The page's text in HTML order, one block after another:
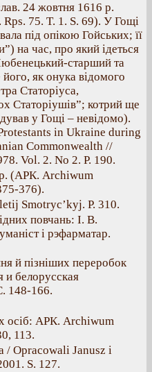
24 жовтня 1616 р.
75. T. 1. S. 69). У Гощі
під опікою Гойських; її
на час, про який ідеться
старший та
як онука відомого
Статоріуса,
Статоріушів”; котрий ще
у Гощі – невідомо).
in Ukraine during
Commonwealth //
Vol. 2. No 2. P. 190.
р. (АРК. Archiwum
376).
Smotryc’kyj. P. 310.
повчань: І. В.
і рэфарматар.
й пізніших переробок
белорусская
148-166.
осіб: АРК. Archiwum
113.
/ Opracowali Janusz i
S. 127.